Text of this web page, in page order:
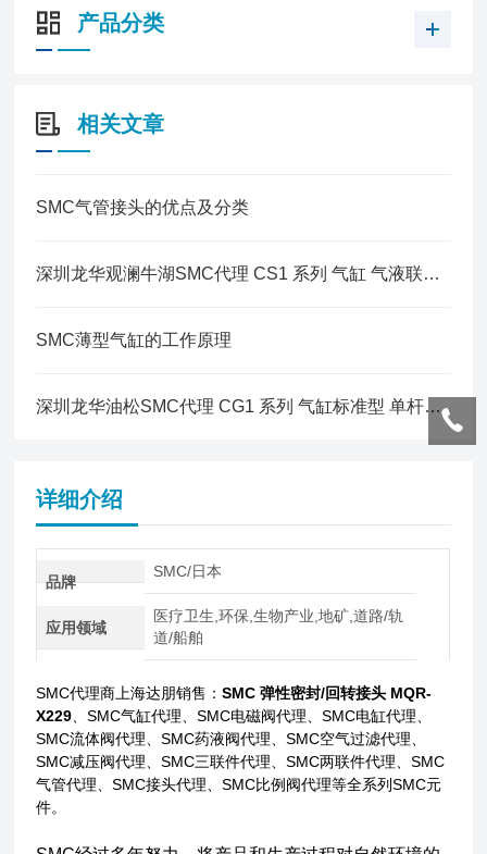
产品分类
相关文章
SMC气管接头的优点及分类
深圳龙华观澜牛湖SMC代理 CS1 系列 气缸 气液联用型
SMC薄型气缸的工作原理
深圳龙华油松SMC代理 CG1 系列 气缸标准型 单杆双作用
详细介绍
品牌
SMC/日本
应用领域
医疗卫生,环保,生物产业,地矿,道路/轨
道/船舶
SMC代理商上海达朋销售：SMC 弹性密封/回转接头 MQR-
X229 、SMC气缸代理、SMC电磁阀代理、SMC电缸代理、
SMC流体阀代理、SMC药液阀代理、SMC空气过滤代理、
SMC减压阀代理、SMC三联件代理、SMC两联件代理、SMC
气管代理、SMC接头代理、SMC比例阀代理等全系列SMC元
件。